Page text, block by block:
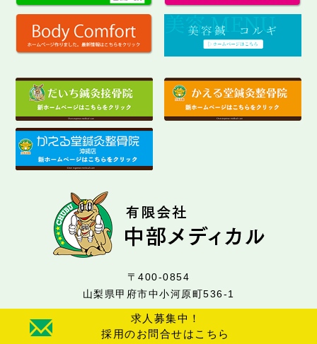
求人募集中！
採用のお問合せはこちら
〒400-0854
山梨県甲府市中小河原町536-1
お問合せはお気軽にどうぞ